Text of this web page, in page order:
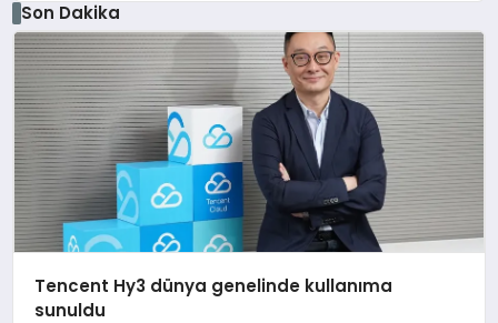
Son Dakika
Tencent Hy3 dünya genelinde kullanıma
sunuldu